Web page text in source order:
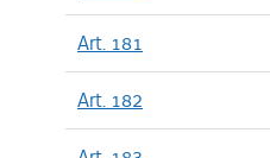
Art. 181
Art. 182